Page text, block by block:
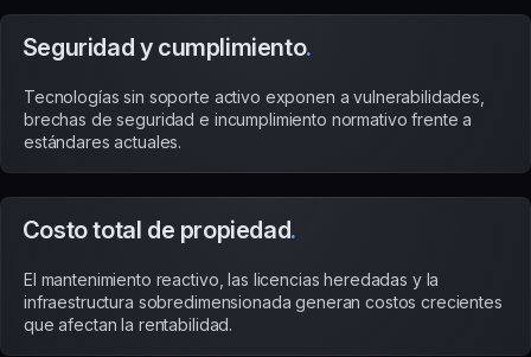
Seguridad y cumplimiento.
Tecnologías sin soporte activo exponen a vulnerabilidades,
brechas de seguridad e incumplimiento normativo frente a
estándares actuales.
Costo total de propiedad.
El mantenimiento reactivo, las licencias heredadas y la
infraestructura sobredimensionada generan costos crecientes
que afectan la rentabilidad.